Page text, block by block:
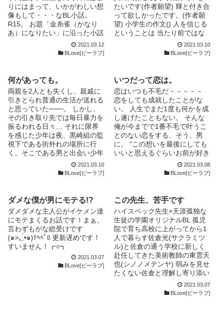
りにはまって、いかがわしい想
像もして・・・なBL小話。
R15。 お題「金糸雀（かなり
あ）になりたい」に沿った小話
です。 他にもお題小説をアル
ファポリスで公開してます↓
を拝借した配布サイト「ペトル
ーシュカ」はこちら↓
http://petra.yu-nagi.com
2021.03.12
BLove[ビーラブ]
たいです(作者願望) 輝と付き合
って欲しかったです。(作者願
望) 小学生の作文() 人を信じる
ということは 当たり前ではな
い。 素直に甘える事も 当たり
前ではないのだ。 〜あらす
居ても寝てるだけ、という 問
題児だった、殴り合いも絶えず
教員の中でも目をつけられてい
るほどだ ある冬の事、流石に
これ以上は 単位すら足りなく
なるということで 担任の池羽
恵は彼方に話しかける 男が好
きなんて思いもしない彼方は
徐々に 惹かれていって…？
fujossyで短編学園コンテスト応
募作品です 長編シリーズ化し
2021.03.10
BLove[ビーラブ]
何があっても。
両親を2人とも失くし、親戚に
引きとられ普通の生活が送れる
と思っていた───。 しかし、
その引き取り先では毎日暴力を
振るわれる日々… それに限界
を感じた少年は夜、黒崎組の監
視下である街外れの場所に行
く。そこである男と出会い少年
の生活は更に一変する。 ＊暴
力表現等、過激な物が含まれま
18歳/164㎝/48㎏ 高校生 黒崎
司 （ｸﾛｻｷ ﾂｶｻ） 23歳/182㎝/65
㎏ 黒崎組：若頭 桜庭 京 (ｻｸﾗﾊﾞ
ｷｮｳ） 26歳/？㎝/？㎏ 黒崎組：
第１補佐（執行部） 九条 誠（ｸ
ｼﾞｮｳ ﾏｺﾄ） 25歳/？㎝/？㎏ 黒崎
組：第２補佐（執行部） 荒井
凪（ｱﾗｲ ﾅｷﾞ） 22歳/？㎝/？㎏
黒崎組：執行部 山城 優 (ﾔﾏｷ ﾕ
2021.03.10
BLove[ビーラブ]
いつだって恋は。
恋はいつも不毛だ－－－－－
恋をしても成就したことがな
い。 人生でまだ1度も何かを成
し遂げたこともない。 そんな
俺が今までで1番不毛で叶うこ
とのない恋をする、そう、男
に。 "この想いを最後にしても
いいと思えるぐらいお前が好き
だよ" ＊この作品はフィクショ
ンです。現実の団体等には一切
脱字等がございましたらご指摘
頂ければと思います。 ＊まだ
まだ新人ですので多めに見てく
だされば嬉しいです。
2018.1.21追記 Twitter始めまし
た →@akisa12b 作品裏話や設
定などを呟いております。興味
ある方はフォローして頂けると
嬉しいです。
2021.03.08
BLove[ビーラブ]
ダメな僕が男にモテる!?
ダメダメな主人公がイケメン達
にモテまくるお話です！まぁ、
言わずもがな総受けです
(๑>؂•̀๑)ﾃﾍﾍﾟﾛ 更新遅めです！
すいません！┏○┓
2021.03.07
BLove[ビーラブ]
この先生、苦手です
ハイスペック先生×天涯孤独な
生徒の学園オリジナルBL 孤児
院で育ち高校に上がってから1
人で暮らす佐倉光(サクラミツ
ル)と佐倉の通う学校に新しく
赴任してきた美術教師の東雲天
也(シノノメテンヤ) 弱みを見せ
たくない佐倉と理解し寄り添い
たい東雲。中々分かり合えず近
いのに遠い距離に居る2人のお
2021.03.07
BLove[ビーラブ]